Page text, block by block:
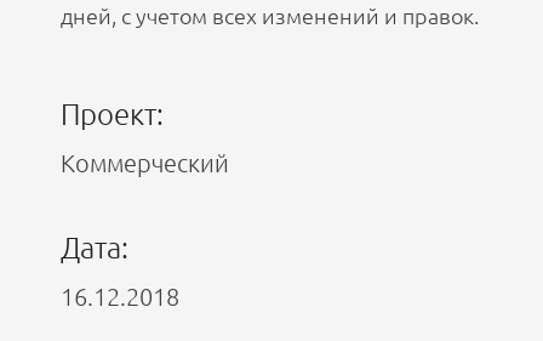
дней, с учетом всех изменений и правок.
Проект:
Коммерческий
Дата:
16.12.2018